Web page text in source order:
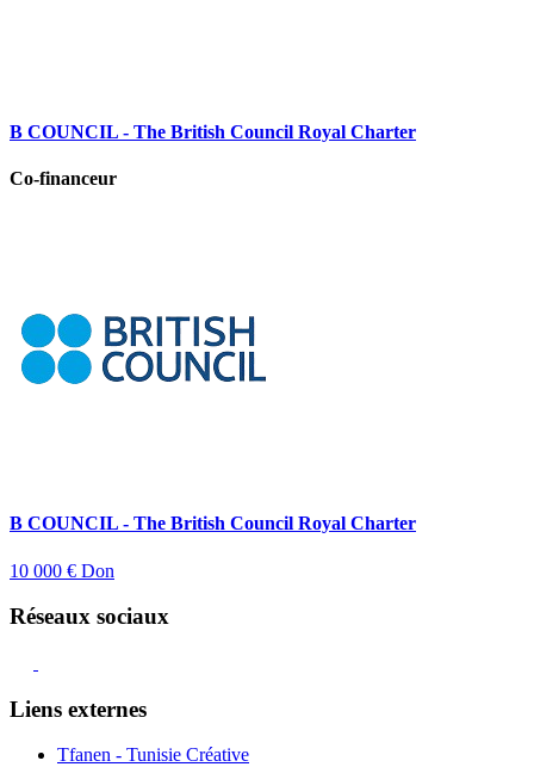
B COUNCIL - The British Council Royal Charter
Co-financeur
B COUNCIL - The British Council Royal Charter
10 000 € Don
Réseaux sociaux
Liens externes
Tfanen - Tunisie Créative